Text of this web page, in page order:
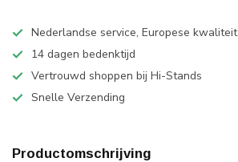
Nederlandse service, Europese kwaliteit
14 dagen bedenktijd
Vertrouwd shoppen bij Hi-Stands
Snelle Verzending
Productomschrijving